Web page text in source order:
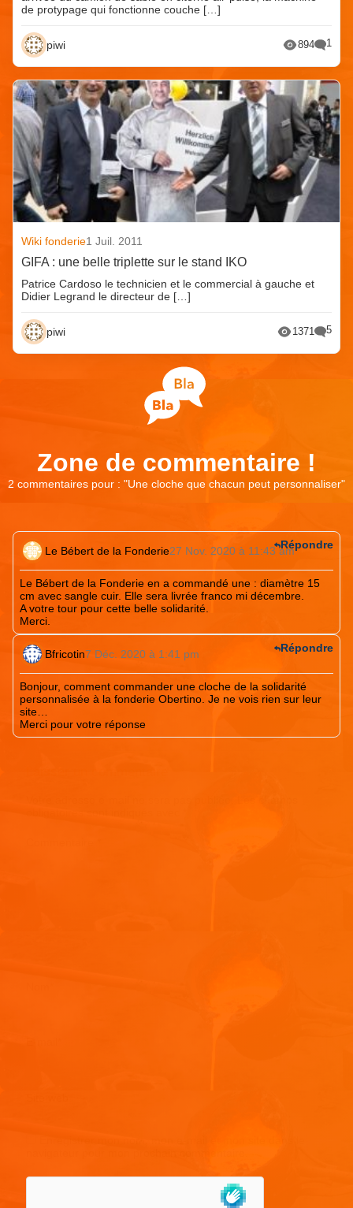
de protypage qui fonctionne couche […]
piwi 894 1
Wiki fonderie1 Juil. 2011
GIFA : une belle triplette sur le stand IKO
Patrice Cardoso le technicien et le commercial à gauche et
Didier Legrand le directeur de […]
piwi 1371 5
Zone de commentaire !
2 commentaires pour : "Une cloche que chacun peut personnaliser"
Le Bébert de la Fonderie27 Nov. 2020 à 11:43 am
Le Bébert de la Fonderie en a commandé une : diamètre 15
cm avec sangle cuir. Elle sera livrée franco mi décembre.
A votre tour pour cette belle solidarité.
Merci.
Répondre
Bfricotin7 Déc. 2020 à 1:41 pm
Bonjour, comment commander une cloche de la solidarité
personnalisée à la fonderie Obertino. Je ne vois rien sur leur
site…
Merci pour votre réponse
Répondre